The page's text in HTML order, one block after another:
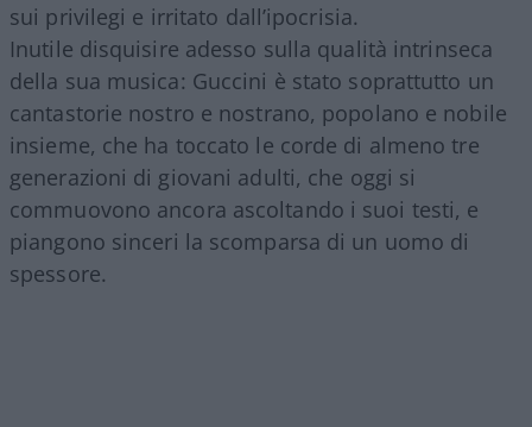
sui privilegi e irritato dall’ipocrisia.
Inutile disquisire adesso sulla qualità intrinseca
della sua musica: Guccini è stato soprattutto un
cantastorie nostro e nostrano, popolano e nobile
insieme, che ha toccato le corde di almeno tre
generazioni di giovani adulti, che oggi si
commuovono ancora ascoltando i suoi testi, e
piangono sinceri la scomparsa di un uomo di
spessore.